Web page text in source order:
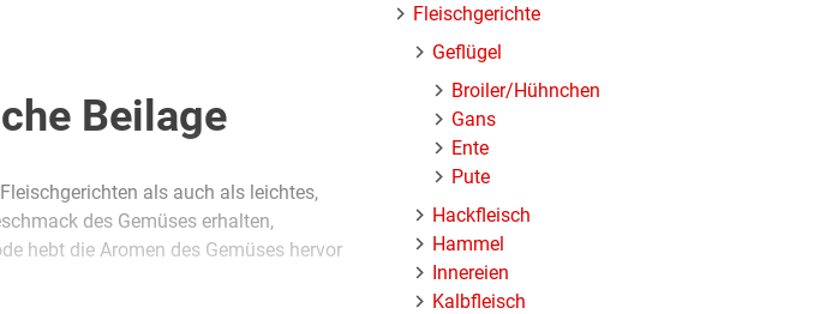
Beilage
als auch als leichtes,
des Gemüses erhalten,
hebt die Aromen des Gemüses hervor
Fleischgerichte
Geflügel
Broiler/Hühnchen
Gans
Ente
Pute
Hackfleisch
Hammel
Innereien
Kalbfleisch